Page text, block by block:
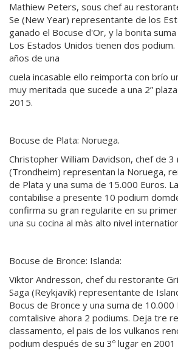
Mathiew Peters, sous chef au
Se (New Year) representante de los
ganado el Bocuse d'Or, y la bonita
Los Estados Unidos tienen dos
años de una
cuela incasable ello reimporta con brío
muy meritada que sucede a una 2”
2015.
Bocuse de Plata: Noruega.
Christopher William Davidson, chef de
(Trondheim) representan la Noruega,
de Plata y una suma de 15.000 Euros.
contabilise a presente 10 podium
confirma su gran regularite en su
una su cocina al màs alto nivel
Bocuse de Bronce: Islanda:
Viktor Andresson, chef du restorante
Saga (Reykjavik) representante de
Bocus de Bronce y una suma de 10.000
comtalisive ahora 2 podiums. Deja tre
classamento, el pais de los vulkanos
podium después de su 3º lugar en 2001